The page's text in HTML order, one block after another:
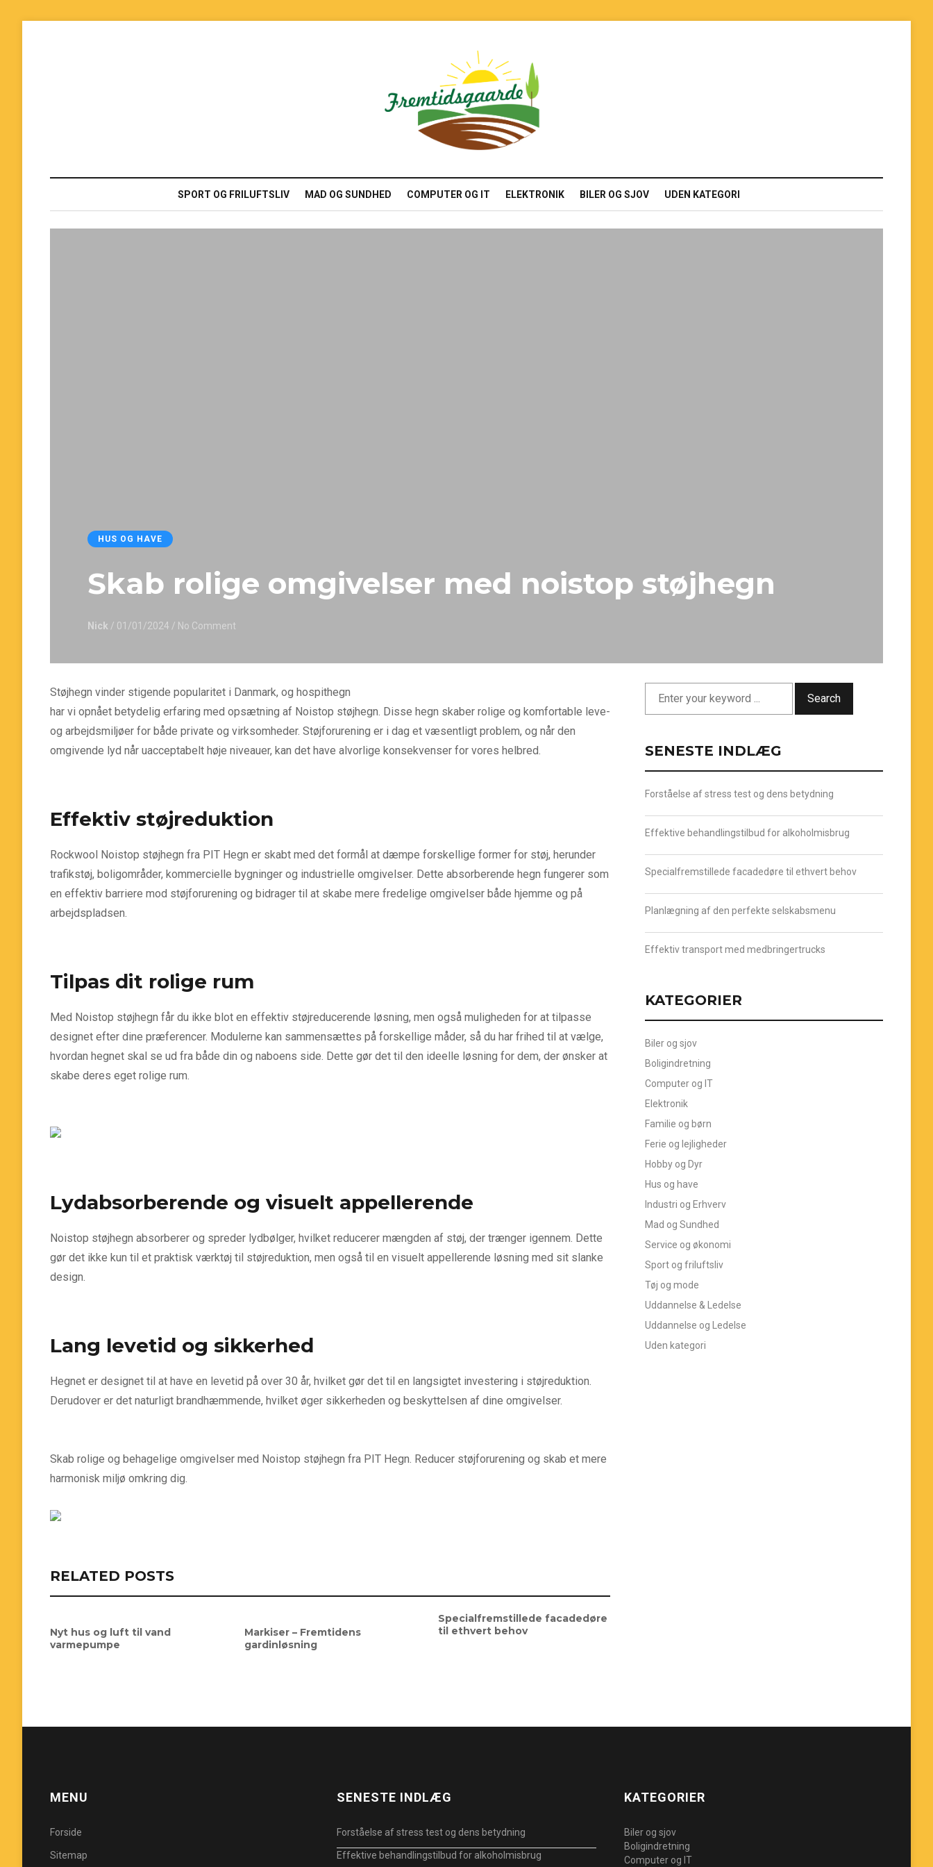
SPORT OG FRILUFTSLIV MAD OG SUNDHED COMPUTER OG IT ELEKTRONIK BILER OG SJOV UDEN KATEGORI
HUS OG HAVE
Skab rolige omgivelser med noistop støjhegn
Nick / 01/01/2024 / No Comment
Støjhegn vinder stigende popularitet i Danmark, og hospithegn
har vi opnået betydelig erfaring med opsætning af Noistop støjhegn. Disse hegn skaber rolige og komfortable leve-
og arbejdsmiljøer for både private og virksomheder. Støjforurening er i dag et væsentligt problem, og når den
omgivende lyd når uacceptabelt høje niveauer, kan det have alvorlige konsekvenser for vores helbred.
Effektiv støjreduktion
Rockwool Noistop støjhegn fra PIT Hegn er skabt med det formål at dæmpe forskellige former for støj, herunder
trafikstøj, boligområder, kommercielle bygninger og industrielle omgivelser. Dette absorberende hegn fungerer som
en effektiv barriere mod støjforurening og bidrager til at skabe mere fredelige omgivelser både hjemme og på
arbejdspladsen.
Tilpas dit rolige rum
Med Noistop støjhegn får du ikke blot en effektiv støjreducerende løsning, men også muligheden for at tilpasse
designet efter dine præferencer. Modulerne kan sammensættes på forskellige måder, så du har frihed til at vælge,
hvordan hegnet skal se ud fra både din og naboens side. Dette gør det til den ideelle løsning for dem, der ønsker at
skabe deres eget rolige rum.
Lydabsorberende og visuelt appellerende
Noistop støjhegn absorberer og spreder lydbølger, hvilket reducerer mængden af støj, der trænger igennem. Dette
gør det ikke kun til et praktisk værktøj til støjreduktion, men også til en visuelt appellerende løsning med sit slanke
design.
Lang levetid og sikkerhed
Hegnet er designet til at have en levetid på over 30 år, hvilket gør det til en langsigtet investering i støjreduktion.
Derudover er det naturligt brandhæmmende, hvilket øger sikkerheden og beskyttelsen af dine omgivelser.
Skab rolige og behagelige omgivelser med Noistop støjhegn fra PIT Hegn. Reducer støjforurening og skab et mere
harmonisk miljø omkring dig.
RELATED POSTS
Nyt hus og luft til vand
varmepumpe
Markiser – Fremtidens
gardinløsning
Specialfremstillede facadedøre
til ethvert behov
Search
SENESTE INDLÆG
Forståelse af stress test og dens betydning
Effektive behandlingstilbud for alkoholmisbrug
Specialfremstillede facadedøre til ethvert behov
Planlægning af den perfekte selskabsmenu
Effektiv transport med medbringertrucks
KATEGORIER
Biler og sjov
Boligindretning
Computer og IT
Elektronik
Familie og børn
Ferie og lejligheder
Hobby og Dyr
Hus og have
Industri og Erhverv
Mad og Sundhed
Service og økonomi
Sport og friluftsliv
Tøj og mode
Uddannelse & Ledelse
Uddannelse og Ledelse
Uden kategori
MENU
Forside
Sitemap
SENESTE INDLÆG
Forståelse af stress test og dens betydning
Effektive behandlingstilbud for alkoholmisbrug
KATEGORIER
Biler og sjov
Boligindretning
Computer og IT